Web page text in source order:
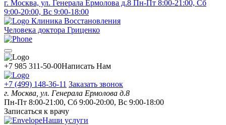
г. Москва, ул. Генерала Ермолова д.8 Пн-Пт 8:00-21:00, Сб
9:00-20:00, Вс 9:00-18:00
Клиника Восстановления
Человека доктора Гриценко
+7 985 311-50-00Написать Нам
+7 (499) 148-36-11 Заказать звонок
г. Москва, ул. Генерала Ермолова д.8
Пн-Пт 8:00-21:00, Сб 9:00-20:00, Вс 9:00-18:00
Записаться к врачу
Наши услуги